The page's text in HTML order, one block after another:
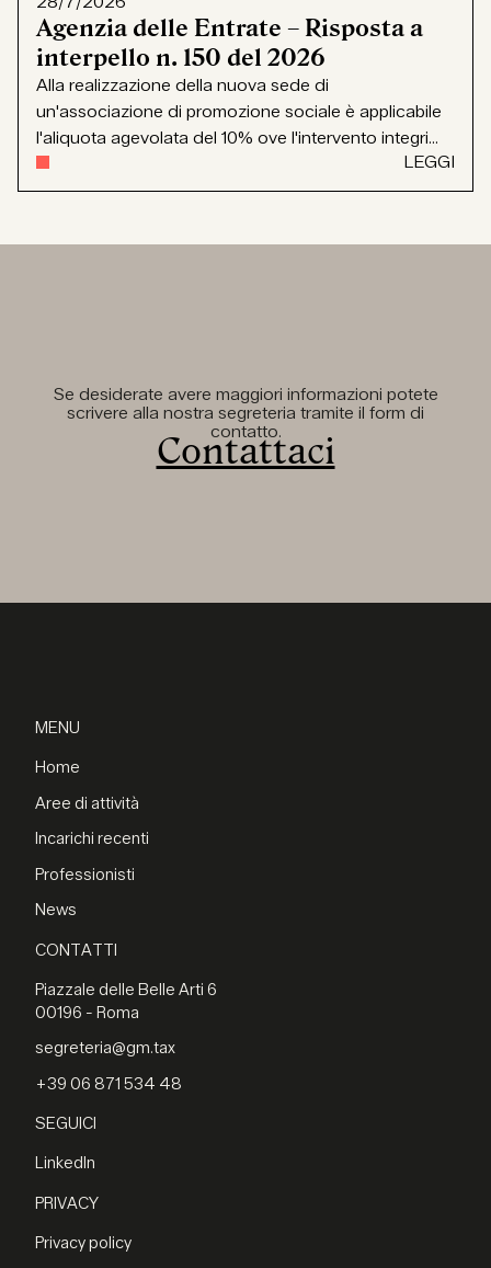
Agenzia delle Entrate – Risposta a
interpello n. 150 del 2026
Alla realizzazione della nuova sede di
un'associazione di promozione sociale è applicabile
l'aliquota agevolata del 10% ove l'intervento integri...
LEGGI
Se desiderate avere maggiori informazioni potete
scrivere alla nostra segreteria tramite il form di
contatto.
Contattaci
MENU
Home
Aree di attività
Incarichi recenti
Professionisti
News
CONTATTI
Piazzale delle Belle Arti 6
00196 - Roma
segreteria@gm.tax
+39 06 871 534 48
SEGUICI
LinkedIn
PRIVACY
Privacy policy